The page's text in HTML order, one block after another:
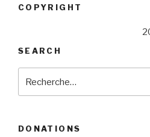
COPYRIGHT
SEARCH
DONATIONS